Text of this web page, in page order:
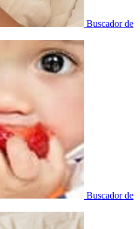
Buscador de
Buscador de